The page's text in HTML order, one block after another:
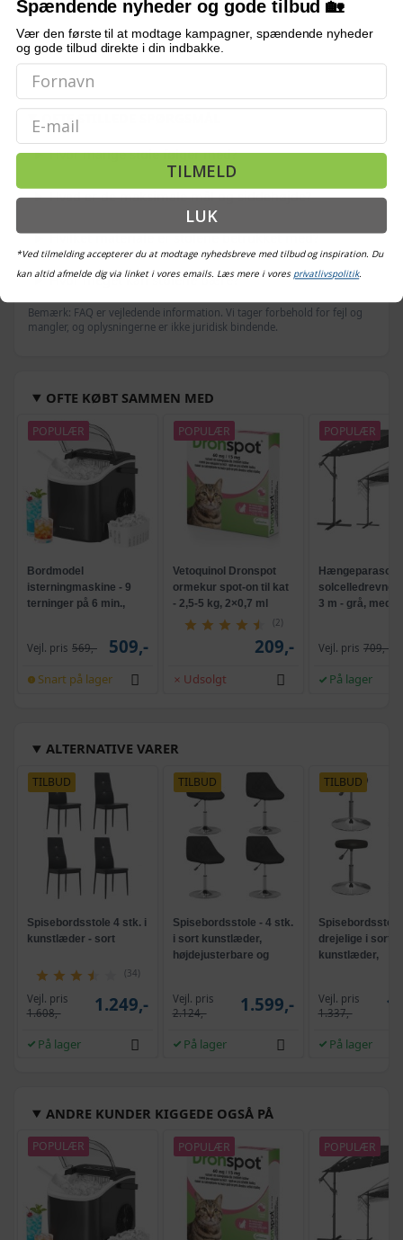
MATERIALE
Polyurethan 100 %
OFTE STILLEDE SPØRGSMÅL
Hvor mange stole følger med?
Hvad er de maksimale mål og siddehøjde?
Hvilket materiale er stolene betrukket med?
Hvor meget kan stolene bære?
Bemærk: FAQ er vejledende information. Vi tager forbehold for fejl og
mangler, og oplysningerne er ikke juridisk bindende.
OFTE KØBT SAMMEN MED
POPULÆR
Bordmodel
isterningmaskine - 9
terninger på 6 min.,
Vejl. pris 569,- 509,-
Snart på lager
POPULÆR
Vetoquinol Dronspot
ormekur spot-on til kat
- 2,5-5 kg, 2×0,7 ml
(2)
209,-
Udsolgt
POPULÆR
Hængeparasols
solcelledrevne
3 m - grå, med
Vejl. pris 709,-
På lager
ALTERNATIVE VARER
TILBUD
Spisebordsstole 4 stk. i
kunstlæder - sort
(34)
Vejl. pris
1.608,-
1.249,-
På lager
TILBUD
Spisebordsstole - 4 stk.
i sort kunstlæder,
højdejusterbare og
Vejl. pris
2.124,-
1.599,-
På lager
TILBUD
drejelige i sort
kunstlæder,
Vejl. pris
1.337,-
På lager
ANDRE KUNDER KIGGEDE OGSÅ PÅ
POPULÆR POPULÆR POPULÆR
Spændende nyheder og gode tilbud 🏡
Vær den første til at modtage kampagner, spændende nyheder
og gode tilbud direkte i din indbakke.
Email
TILMELD
LUK
*Ved tilmelding accepterer du at modtage nyhedsbreve med tilbud og inspiration. Du
kan altid afmelde dig via linket i vores emails. Læs mere i vores privatlivspolitik.